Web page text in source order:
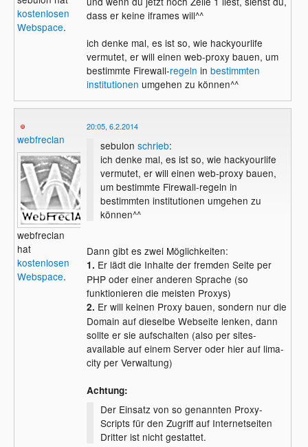
kostenlosen
Webspace.
dass er keine iframes will^^
ich denke mal, es ist so, wie hackyourlife
vermutet, er will einen web-proxy bauen, um
bestimmte Firewall-regeln in bestimmten
institutionen umgehen zu können^^
webfreclan
webfreclan
hat
kostenlosen
Webspace.
20:05, 6.2.2014
sebulon schrieb:
ich denke mal, es ist so, wie hackyourlife
vermutet, er will einen web-proxy bauen,
um bestimmte Firewall-regeln in
bestimmten institutionen umgehen zu
können^^
Dann gibt es zwei Möglichkeiten:
1. Er lädt die Inhalte der fremden Seite per
PHP oder einer anderen Sprache (so
funktionieren die meisten Proxys)
2. Er will keinen Proxy bauen, sondern nur die
Domain auf dieselbe Webseite lenken, dann
sollte er sie aufschalten (also per sites-
available auf einem Server oder hier auf lima-
city per Verwaltung)
Achtung:
Der Einsatz von so genannten Proxy-
Scripts für den Zugriff auf Internetseiten
Dritter ist nicht gestattet.